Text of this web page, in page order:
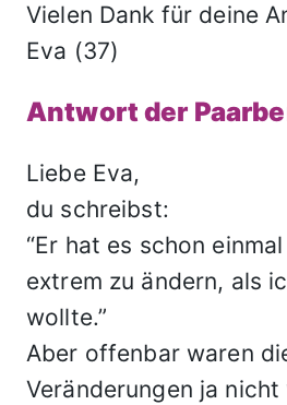
Vielen Dank für deine
Eva (37)
Antwort der
Liebe Eva,
du schreibst:
“Er hat es schon
extrem zu ändern, als
wollte.”
Aber offenbar waren
Veränderungen ja nicht